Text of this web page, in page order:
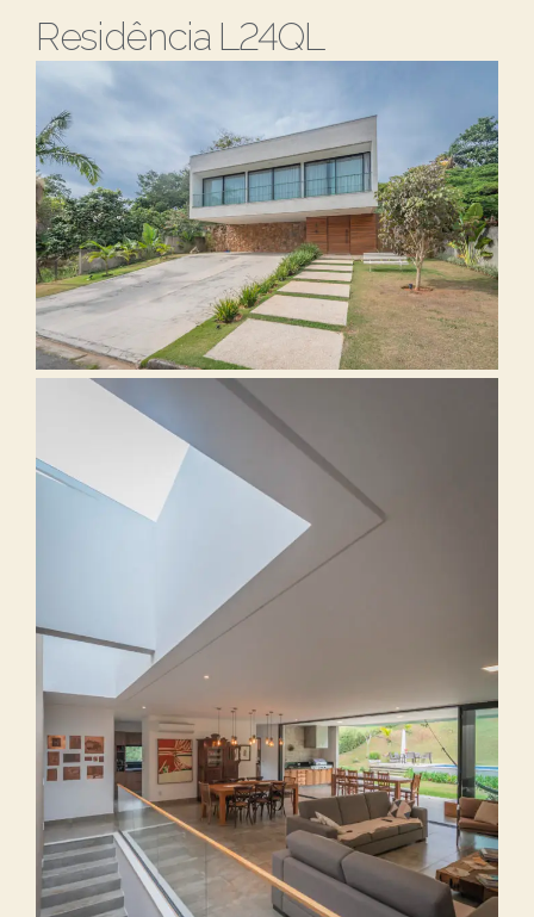
Residência L24QL